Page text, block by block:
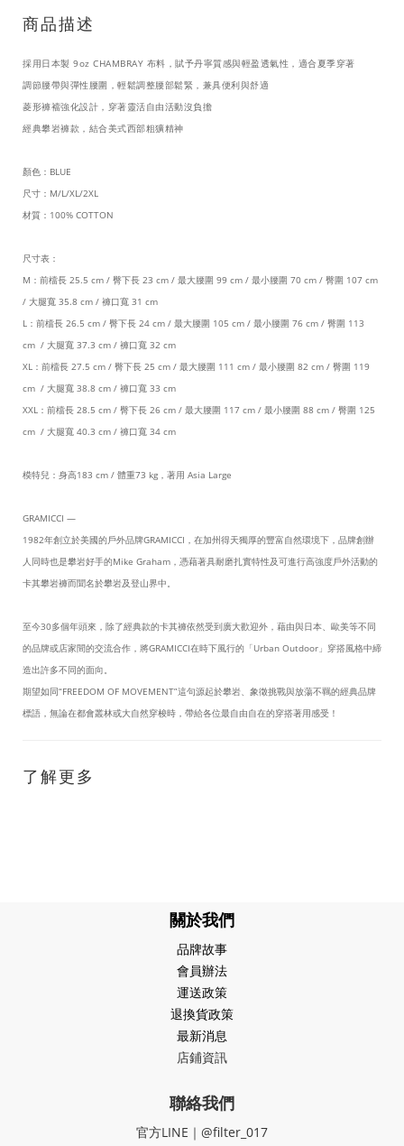
商品描述
採用日本製 9oz CHAMBRAY 布料，賦予丹寧質感與輕盈透氣性，適合夏季穿著
調節腰帶與彈性腰圍，輕鬆調整腰部鬆緊，兼具便利與舒適
菱形褲襠強化設計，穿著靈活自由活動沒負擔
經典攀岩褲款，結合美式西部粗獷精神
顏色：BLUE
尺寸：M/L/XL/2XL
材質：100% COTTON
尺寸表：
M：前檔長 25.5 cm / 臀下長 23 cm / 最大腰圍 99 cm / 最小腰圍 70 cm / 臀圍 107 cm
/ 大腿寬 35.8 cm / 褲口寬 31 cm
L：前檔長 26.5 cm / 臀下長 24 cm / 最大腰圍 105 cm / 最小腰圍 76 cm / 臀圍 113
cm / 大腿寬 37.3 cm / 褲口寬 32 cm
XL：前檔長 27.5 cm / 臀下長 25 cm / 最大腰圍 111 cm / 最小腰圍 82 cm / 臀圍 119
cm / 大腿寬 38.8 cm / 褲口寬 33 cm
XXL：前檔長 28.5 cm / 臀下長 26 cm / 最大腰圍 117 cm / 最小腰圍 88 cm / 臀圍 125
cm / 大腿寬 40.3 cm / 褲口寬 34 cm
模特兒：身高183 cm / 體重73 kg，著用 Asia Large
GRAMICCI —
1982年創立於美國的戶外品牌GRAMICCI，在加州得天獨厚的豐富自然環境下， 品牌創辦
人同時也是攀岩好手的Mike Graham， 憑藉著具耐磨扎實特性及可進行高強度戶外活動的
卡其攀岩褲而聞名於攀岩及登山界中。
至今30多個年頭來，除了經典款的卡其褲依然受到廣大歡迎外， 藉由與日本、歐美等不同
的品牌或店家間的交流合作， 將GRAMICCI在時下風行的「Urban Outdoor」穿搭風格中締
造出許多不同的面向。
期望如同“FREEDOM OF MOVEMENT”這句源起於攀岩、象徵挑戰與放蕩不羈的經典品牌
標語， 無論在都會叢林或大自然穿梭時，帶給各位最自由自在的穿搭著用感受！
了解更多
關於我們
品牌故事
會員辦法
運送政策
退換貨政策
最新消息
店鋪資訊
聯絡我們
官方LINE｜@filter_017